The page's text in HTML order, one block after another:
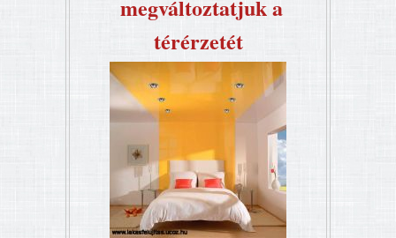
megváltoztatjuk a
térérzetét